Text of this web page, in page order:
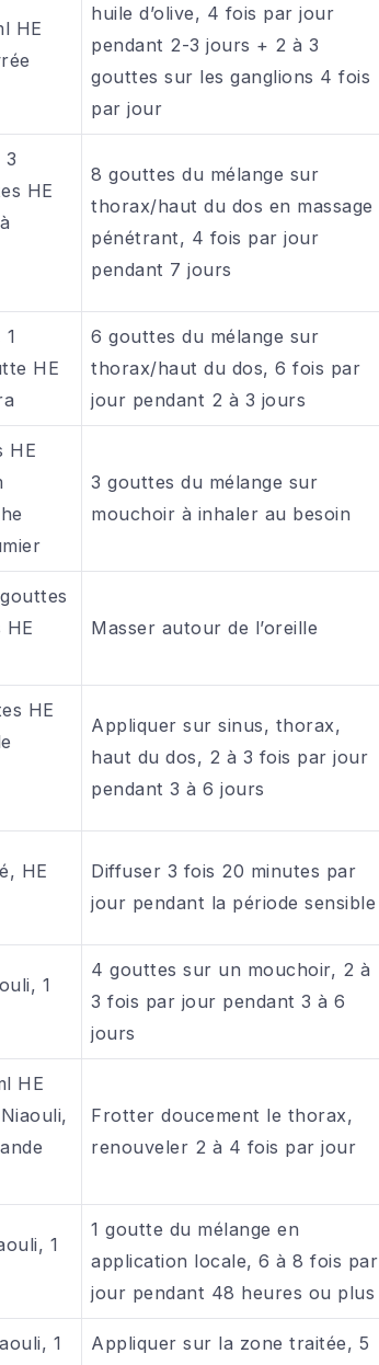
HE
huile d’olive, 4 fois par jour
pendant 2-3 jours + 2 à 3
gouttes sur les ganglions 4 fois
par jour
3
HE
8 gouttes du mélange sur
thorax/haut du dos en massage
pénétrant, 4 fois par jour
pendant 7 jours
HE
6 gouttes du mélange sur
thorax/haut du dos, 6 fois par
jour pendant 2 à 3 jours
HE
3 gouttes du mélange sur
mouchoir à inhaler au besoin
HE
Masser autour de l’oreille
HE
Appliquer sur sinus, thorax,
haut du dos, 2 à 3 fois par jour
pendant 3 à 6 jours
HE
Diffuser 3 fois 20 minutes par
jour pendant la période sensible
1
4 gouttes sur un mouchoir, 2 à
3 fois par jour pendant 3 à 6
jours
HE
Frotter doucement le thorax,
renouveler 2 à 4 fois par jour
1
1 goutte du mélange en
application locale, 6 à 8 fois par
jour pendant 48 heures ou plus
1
Appliquer sur la zone traitée, 5